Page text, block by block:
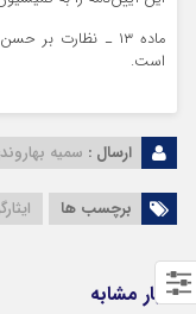
ماده ۱۳ ـ نظارت
است.
ارسال : سمیه
برچسب ها
اخبار مشابه